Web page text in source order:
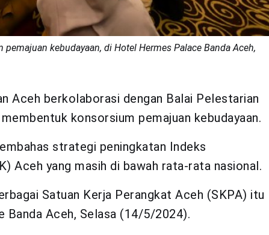
kebudayaan, di Hotel Hermes Palace Banda Aceh,
Aceh berkolaborasi dengan Balai Pelestarian
konsorsium pemajuan kebudayaan.
strategi peningkatan Indeks
Aceh yang masih di bawah rata-rata nasional.
Satuan Kerja Perangkat Aceh (SKPA) itu
Aceh, Selasa (14/5/2024).